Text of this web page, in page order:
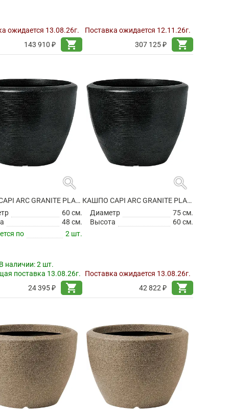
ожидается 13.08.26г.
143 910 ₽
shopping_cart
Поставка ожидается 12.11.26г.
307 125 ₽
shopping_cart
search
КАШПО CAPI ARC GRANITE PLANTER BALL BLACK
60 см.
48 см.
по
2 шт.
наличии:2 шт.
поставка 13.08.26г.
24 395 ₽
shopping_cart
search
КАШПО CAPI ARC GRANITE PLANTER BALL BLACK
Диаметр
75 см.
Высота
60 см.
Поставка ожидается 13.08.26г.
42 822 ₽
shopping_cart